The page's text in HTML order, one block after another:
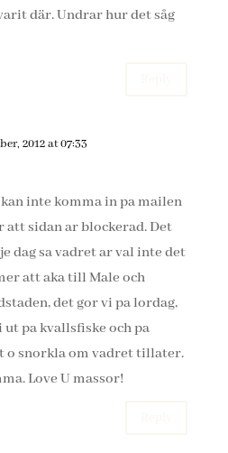
där. Undrar hur det såg
2012 at 07:33
inte komma in pa mailen
att sidan ar blockerad. Det
dag sa vadret ar val inte det
att aka till Male och
det gor vi pa lordag,
pa kvallsfiske och pa
o snorkla om vadret tillater.
Love U massor!